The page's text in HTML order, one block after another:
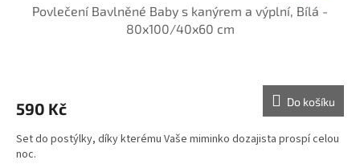
Povlečení Bavlněné Baby s kanýrem a výplní, Bílá -
80x100/40x60 cm
590 Kč Do košíku
Set do postýlky, díky kterému Vaše miminko dozajista prospí celou
noc.